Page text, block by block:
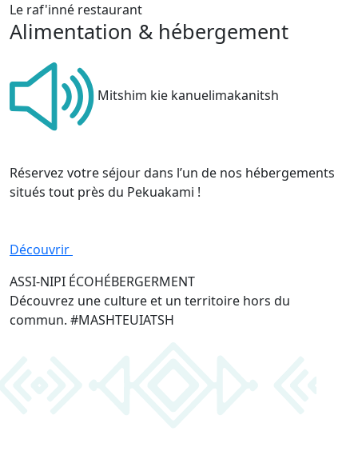
Le raf'inné restaurant
Alimentation & hébergement
Mitshim kie kanuelimakanitsh
Réservez votre séjour dans l’un de nos hébergements
situés tout près du Pekuakami !
Découvrir
ASSI-NIPI ÉCOHÉBERGERMENT
Découvrez une culture et un territoire hors du
commun. #MASHTEUIATSH